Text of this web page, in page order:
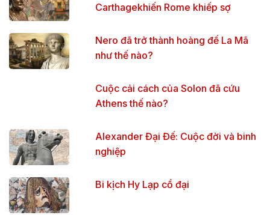
Carthagekhiến Rome khiếp sợ
Nero đã trở thành hoàng đế La Mã
như thế nào?
Cuộc cải cách của Solon đã cứu
Athens thế nào?
Alexander Đại Đế: Cuộc đời và binh
nghiệp
Bi kịch Hy Lạp cổ đại